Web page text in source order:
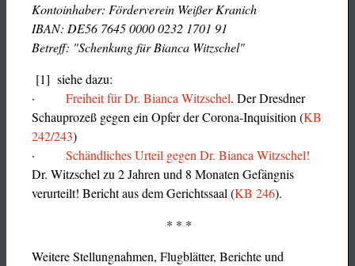
Kontoinhaber: Förderverein Weißer Kranich
IBAN: DE56 7645 0000 0232 1701 91
Betreff: "Schenkung für Bianca Witzschel"
[1] siehe dazu:
· Freiheit für Dr. Bianca Witzschel. Der Dresdner
Schauprozeß gegen ein Opfer der Corona-Inquisition (KB
242/243)
· Schändliches Urteil gegen Dr. Bianca Witzschel!
Dr. Witzschel zu 2 Jahren und 8 Monaten Gefängnis
verurteilt! Bericht aus dem Gerichtssaal (KB 246).
* * *
Weitere Stellungnahmen, Flugblätter, Berichte und